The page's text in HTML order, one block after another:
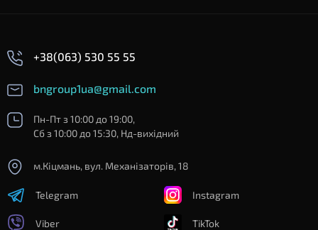
+38(063) 530 55 55
bngroup1ua@gmail.com
Пн-Пт з 10:00 до 19:00,
Сб з 10:00 до 15:30, Нд-вихідний
м.Кіцмань, вул. Механізаторів, 18
Telegram
Viber
Instagram
TikTok